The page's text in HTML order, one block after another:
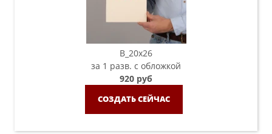
B_20х26
за 1 разв. с обложкой
920 руб
СОЗДАТЬ СЕЙЧАС